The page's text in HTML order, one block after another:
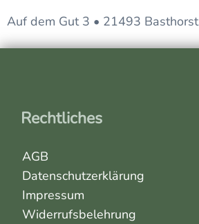
Auf dem Gut 3 • 21493 Basthorst
Rechtliches
AGB
Datenschutzerklärung
Impressum
Widerrufsbelehrung